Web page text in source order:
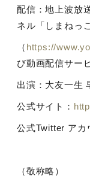
配信：地上波放
ネル「しまねっ
（ https://
び動画配信サー
出演：大友一生
公式サイト：
公式Twitter アカ
（敬称略）